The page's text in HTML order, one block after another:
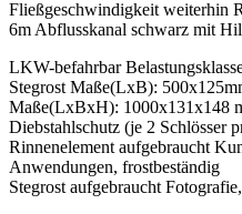
Fließgeschwindigkeit weiterhin
6m Abflusskanal schwarz mit
LKW-befahrbar
Stegrost Maße(LxB):
Maße(LxBxH): 1000x131x148
Diebstahlschutz (je 2 Schlösser
Rinnenelement aufgebraucht
Anwendungen, frostbeständig
Stegrost aufgebraucht